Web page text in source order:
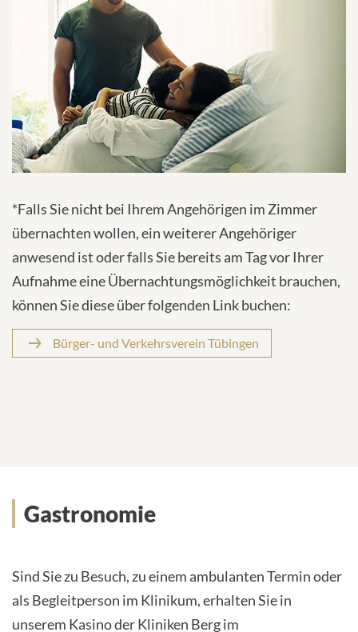
*Falls Sie nicht bei Ihrem Angehörigen im Zimmer
übernachten wollen, ein weiterer Angehöriger
anwesend ist oder falls Sie bereits am Tag vor Ihrer
Aufnahme eine Übernachtungsmöglichkeit brauchen,
können Sie diese über folgenden Link buchen:
Bürger- und Verkehrsverein Tübingen
Gastronomie
Sind Sie zu Besuch, zu einem ambulanten Termin oder
als Begleitperson im Klinikum, erhalten Sie in
unserem Kasino der Kliniken Berg im